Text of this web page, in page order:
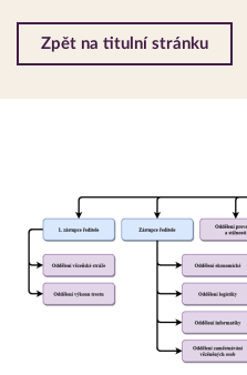
Zpět na titulní stránku